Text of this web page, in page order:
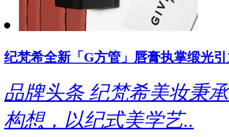
纪梵希全新「G方管」唇膏执掌缎光
品牌头条 纪梵希美妆秉
构想，以纪式美学艺..